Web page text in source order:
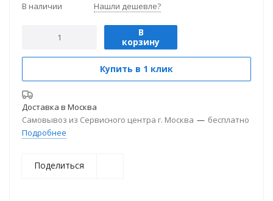
В наличии Нашли дешевле?
В
корзину
Купить в 1 клик
Доставка в Москва
Самовывоз из Сервисного центра г. Москва — бесплатно
Подробнее
Поделиться